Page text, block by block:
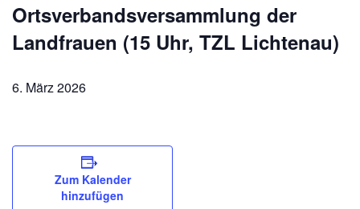
Ortsverbandsversammlung der
Landfrauen (15 Uhr, TZL Lichtenau)
6. März 2026
Zum Kalender
hinzufügen